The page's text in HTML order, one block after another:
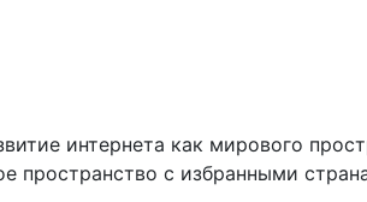
интернета как мирового
пространство с избранными